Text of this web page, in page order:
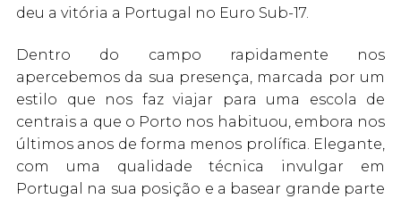
deu a vitória a Portugal no Euro Sub-17.
Dentro do campo rapidamente nos
apercebemos da sua presença, marcada por um
estilo que nos faz viajar para uma escola de
centrais a que o Porto nos habituou, embora nos
últimos anos de forma menos prolífica. Elegante,
com uma qualidade técnica invulgar em
Portugal na sua posição e a basear grande parte